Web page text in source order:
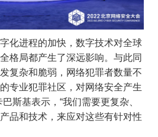
进程的加快，数字技术对全球
格局都产生了深远影响。与此同
复杂和脆弱，网络犯罪者数量不
专业犯罪社区，对网络安全产生
斯基表示，“我们需要更复杂、
品和技术，来应对这些有针对性